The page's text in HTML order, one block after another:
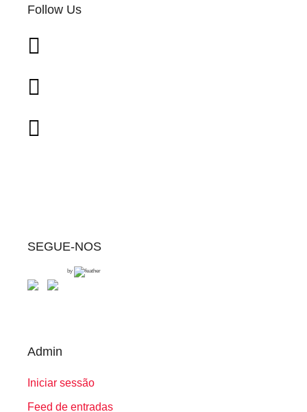
Follow Us
SEGUE-NOS
by
Admin
Iniciar sessão
Feed de entradas